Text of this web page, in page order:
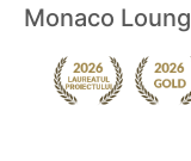
Monaco